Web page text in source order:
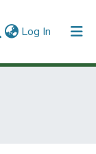
Log In (current)